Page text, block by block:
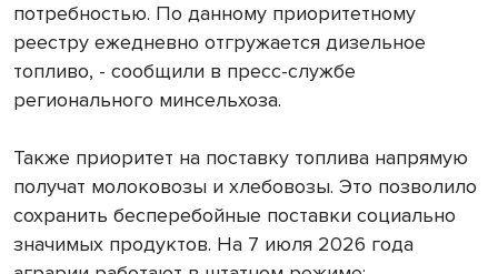
потребностью. По данному приоритетному
реестру ежедневно отгружается дизельное
топливо, - сообщили в пресс-службе
регионального минсельхоза.
Также приоритет на поставку топлива напрямую
получат молоковозы и хлебовозы. Это позволило
сохранить бесперебойные поставки социально
значимых продуктов. На 7 июля 2026 года